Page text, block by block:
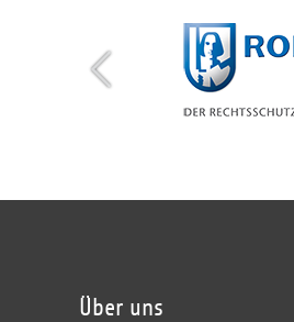
Über uns